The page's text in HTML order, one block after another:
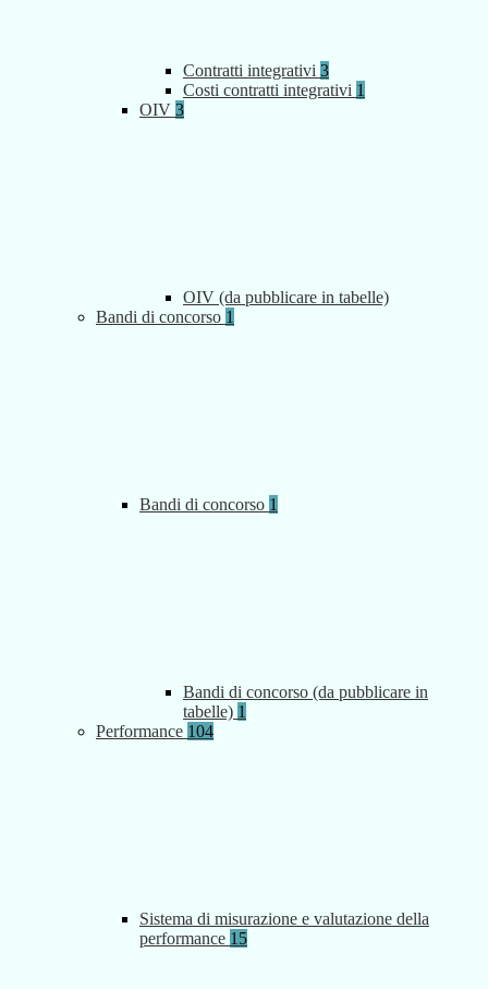
Contratti integrativi 3
Costi contratti integrativi 1
OIV 3
OIV (da pubblicare in tabelle)
Bandi di concorso 1
Bandi di concorso 1
Bandi di concorso (da pubblicare in
tabelle) 1
Performance 104
Sistema di misurazione e valutazione della
performance 15